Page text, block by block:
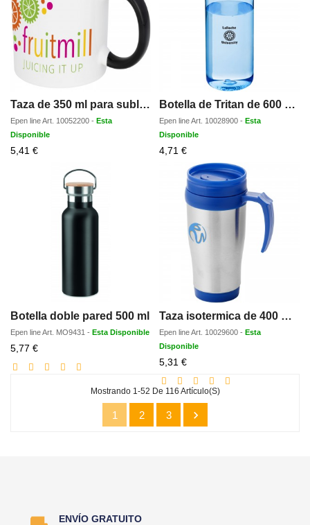
Taza de 350 ml para sublimacion con asas e interior de color Pix
Epen lineArt. 10052200 - Esta
Disponible
5,41 €Precio
descuento
Botella de Tritan de 600 ml Spring
Epen lineArt. 10028900 - Esta
Disponible
4,71 €Precio
con
descuento
Botella doble pared 500 ml
Epen lineArt. MO9431 - Esta Disponible
5,77 €Precio
con
Taza isotermica de 400 ml Sanibel
Epen lineArt. 10029600 - Esta
Disponible
5,31 €Precio
con
descuento
Mostrando 1-52 De 116 Artículo(s)
1 2 3 
ENVÍO GRATUITO